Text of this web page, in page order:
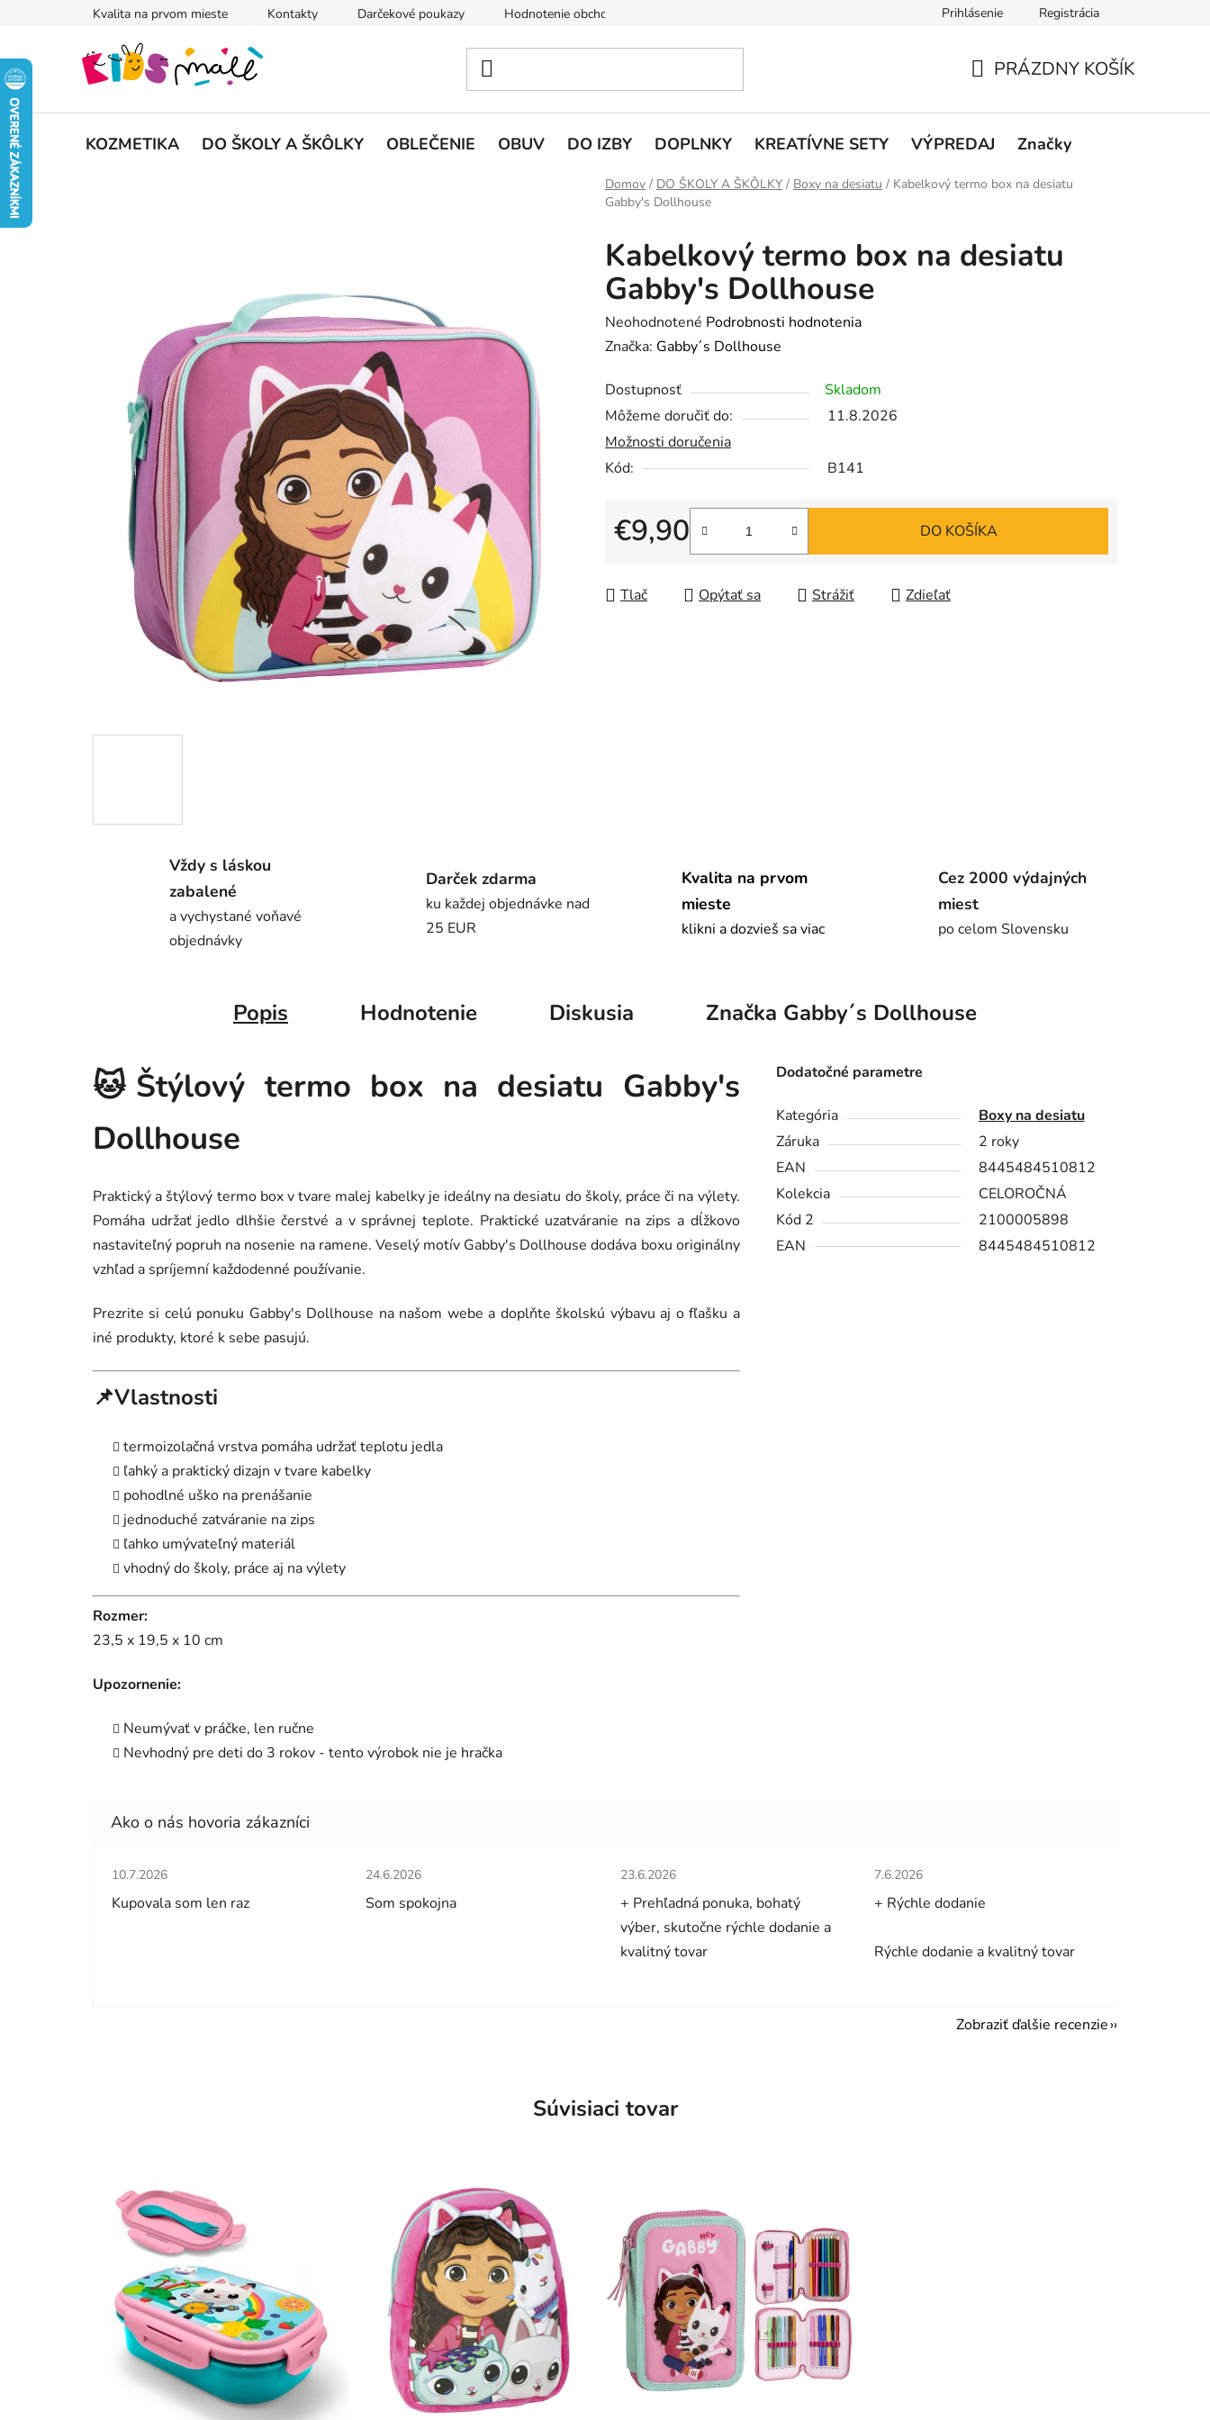
Kvalita na prvom mieste Kontakty Darčekové poukazy Hodnotenie obchodu Podmienky ochrany osobných údajov
Prihlásenie Registrácia
KOŠÍK
PRÁZDNY KOŠÍK
KOZMETIKA DO ŠKOLY A ŠKÔLKY OBLEČENIE OBUV DO IZBY DOPLNKY KREATÍVNE SETY VÝPREDAJ Značky
Domov / DO ŠKOLY A ŠKÔLKY / Boxy na desiatu / Kabelkový termo box na desiatu
Gabby's Dollhouse
Kabelkový termo box na desiatu
Gabby's Dollhouse
Priemerné
hodnotenie
je
0,0
z
5
Neohodnotené Podrobnosti hodnotenia
Značka: Gabby´s Dollhouse
Dostupnosť
Skladom
Môžeme doručiť do:
11.8.2026
Možnosti doručenia
Kód:
B141
€9,90
Jednotková cena:
DO KOŠÍKA
Tlač Opýtať sa Strážiť Zdieľať
Vždy s láskou
zabalené
a vychystané voňavé
objednávky
Darček zdarma
ku každej objednávke nad
25 EUR
Kvalita na prvom
mieste
klikni a dozvieš sa viac
Cez 2000 výdajných
miest
po celom Slovensku
Popis Hodnotenie Diskusia Značka Gabby´s Dollhouse
🐱Štýlový termo box na desiatu Gabby's
Dollhouse
Praktický a štýlový termo box v tvare malej kabelky je ideálny na desiatu do školy, práce či na výlety.
Pomáha udržať jedlo dlhšie čerstvé a v správnej teplote. Praktické uzatváranie na zips a dĺžkovo
nastaviteľný popruh na nosenie na ramene. Veselý motív Gabby's Dollhouse dodáva boxu originálny
vzhľad a spríjemní každodenné používanie.
Prezrite si celú ponuku Gabby's Dollhouse na našom webe a doplňte školskú výbavu aj o fľašku a
iné produkty, ktoré k sebe pasujú.
📌Vlastnosti
termoizolačná vrstva pomáha udržať teplotu jedla
ľahký a praktický dizajn v tvare kabelky
pohodlné uško na prenášanie
jednoduché zatváranie na zips
ľahko umývateľný materiál
vhodný do školy, práce aj na výlety
Rozmer:
23,5 x 19,5 x 10 cm
Upozornenie:
Neumývať v práčke, len ručne
Nevhodný pre deti do 3 rokov - tento výrobok nie je hračka
Dodatočné parametre
Kategória
Boxy na desiatu
Záruka
2 roky
EAN
8445484510812
Kolekcia
CELOROČNÁ
Kód 2
2100005898
EAN
8445484510812
Hodnotenie obchodu je 5 z 5 hviezdičiek.
10.7.2026
Kupovala som len raz
Hodnotenie obchodu je 5 z 5 hviezdičiek.
24.6.2026
Som spokojna
Hodnotenie obchodu je 5 z 5 hviezdičiek.
23.6.2026
+ Prehľadná ponuka, bohatý
výber, skutočne rýchle dodanie a
kvalitný tovar
Hodnotenie obchodu je 5 z 5 hviezdičiek.
7.6.2026
+ Rýchle dodanie
Rýchle dodanie a kvalitný tovar
Zobraziť ďalšie recenzie
Súvisiaci tovar